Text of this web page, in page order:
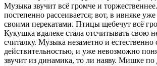
Музыка звучит всё громче и
постепенно рассеивается; вот, в ивняке уже
своими перекатами. Птицы щебечут всё
Кукушка вдалеке стала отсчитывать свою
считалку. Музыка незаметно и естественно
действительностью, и уже невозможно
звучит из динамика, то ли наяву. Мишке по